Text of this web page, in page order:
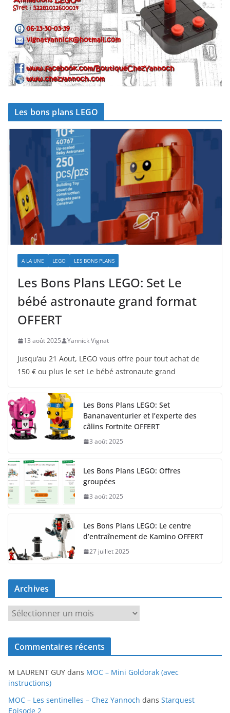
Les bons plans LEGO
A LA UNE LEGO LES BONS PLANS
Les Bons Plans LEGO: Set Le
bébé astronaute grand format
OFFERT
13 août 2025 Yannick Vignat
Jusqu’au 21 Aout, LEGO vous offre pour tout achat de
150 € ou plus le set Le bébé astronaute grand
Les Bons Plans LEGO: Set
Bananaventurier et l’experte des
câlins Fortnite OFFERT
3 août 2025
Les Bons Plans LEGO: Offres
groupées
3 août 2025
Les Bons Plans LEGO: Le centre
d’entraînement de Kamino OFFERT
27 juillet 2025
Archives
r
c
v
e
s
Commentaires récents
M LAURENT GUY dans MOC – Mini Goldorak (avec
instructions)
MOC – Les sentinelles – Chez Yannoch dans Starquest
Episode 2